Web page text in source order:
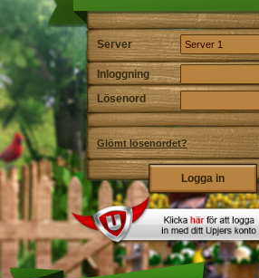
Server
Inloggning
Lösenord
Glömt lösenordet?